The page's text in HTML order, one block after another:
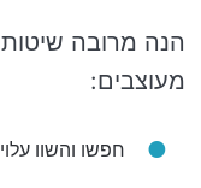
הנה מרובה
מעוצבים:
חפשו והשוו